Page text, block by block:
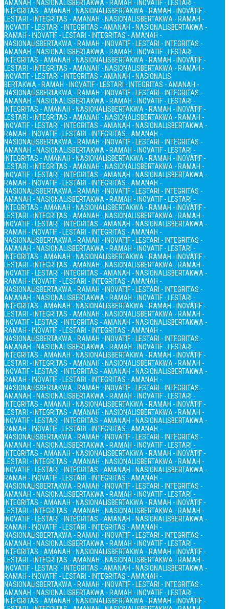
AMANAH - NASIONALISBERTAKWA - RAMAH - INOVATIF - LESTARI -
INTEGRITAS - AMANAH - NASIONALISBERTAKWA - RAMAH - INOVATIF -
LESTARI - INTEGRITAS - AMANAH - NASIONALISBERTAKWA - RAMAH -
INOVATIF - LESTARI - INTEGRITAS - AMANAH - NASIONALISBERTAKWA -
RAMAH - INOVATIF - LESTARI - INTEGRITAS - AMANAH -
NASIONALISBERTAKWA - RAMAH - INOVATIF - LESTARI - INTEGRITAS -
AMANAH - NASIONALISBERTAKWA - RAMAH - INOVATIF - LESTARI -
INTEGRITAS - AMANAH - NASIONALISBERTAKWA - RAMAH - INOVATIF -
LESTARI - INTEGRITAS - AMANAH - NASIONALISBERTAKWA - RAMAH -
INOVATIF - LESTARI - INTEGRITAS - AMANAH - NASIONALIS
BERTAKWA - RAMAH - INOVATIF - LESTARI - INTEGRITAS - AMANAH -
NASIONALISBERTAKWA - RAMAH - INOVATIF - LESTARI - INTEGRITAS -
AMANAH - NASIONALISBERTAKWA - RAMAH - INOVATIF - LESTARI -
INTEGRITAS - AMANAH - NASIONALISBERTAKWA - RAMAH - INOVATIF -
LESTARI - INTEGRITAS - AMANAH - NASIONALISBERTAKWA - RAMAH -
INOVATIF - LESTARI - INTEGRITAS - AMANAH - NASIONALISBERTAKWA -
RAMAH - INOVATIF - LESTARI - INTEGRITAS - AMANAH -
NASIONALISBERTAKWA - RAMAH - INOVATIF - LESTARI - INTEGRITAS -
AMANAH - NASIONALISBERTAKWA - RAMAH - INOVATIF - LESTARI -
INTEGRITAS - AMANAH - NASIONALISBERTAKWA - RAMAH - INOVATIF -
LESTARI - INTEGRITAS - AMANAH - NASIONALISBERTAKWA - RAMAH -
INOVATIF - LESTARI - INTEGRITAS - AMANAH - NASIONALISBERTAKWA -
RAMAH - INOVATIF - LESTARI - INTEGRITAS - AMANAH -
NASIONALISBERTAKWA - RAMAH - INOVATIF - LESTARI - INTEGRITAS -
AMANAH - NASIONALISBERTAKWA - RAMAH - INOVATIF - LESTARI -
INTEGRITAS - AMANAH - NASIONALISBERTAKWA - RAMAH - INOVATIF -
LESTARI - INTEGRITAS - AMANAH - NASIONALISBERTAKWA - RAMAH -
INOVATIF - LESTARI - INTEGRITAS - AMANAH - NASIONALISBERTAKWA -
RAMAH - INOVATIF - LESTARI - INTEGRITAS - AMANAH -
NASIONALISBERTAKWA - RAMAH - INOVATIF - LESTARI - INTEGRITAS -
AMANAH - NASIONALISBERTAKWA - RAMAH - INOVATIF - LESTARI -
INTEGRITAS - AMANAH - NASIONALISBERTAKWA - RAMAH - INOVATIF -
LESTARI - INTEGRITAS - AMANAH - NASIONALISBERTAKWA - RAMAH -
INOVATIF - LESTARI - INTEGRITAS - AMANAH - NASIONALISBERTAKWA -
RAMAH - INOVATIF - LESTARI - INTEGRITAS - AMANAH -
NASIONALISBERTAKWA - RAMAH - INOVATIF - LESTARI - INTEGRITAS -
AMANAH - NASIONALISBERTAKWA - RAMAH - INOVATIF - LESTARI -
INTEGRITAS - AMANAH - NASIONALISBERTAKWA - RAMAH - INOVATIF -
LESTARI - INTEGRITAS - AMANAH - NASIONALISBERTAKWA - RAMAH -
INOVATIF - LESTARI - INTEGRITAS - AMANAH - NASIONALISBERTAKWA -
RAMAH - INOVATIF - LESTARI - INTEGRITAS - AMANAH -
NASIONALISBERTAKWA - RAMAH - INOVATIF - LESTARI - INTEGRITAS -
AMANAH - NASIONALISBERTAKWA - RAMAH - INOVATIF - LESTARI -
INTEGRITAS - AMANAH - NASIONALISBERTAKWA - RAMAH - INOVATIF -
LESTARI - INTEGRITAS - AMANAH - NASIONALISBERTAKWA - RAMAH -
INOVATIF - LESTARI - INTEGRITAS - AMANAH - NASIONALISBERTAKWA -
RAMAH - INOVATIF - LESTARI - INTEGRITAS - AMANAH -
NASIONALISBERTAKWA - RAMAH - INOVATIF - LESTARI - INTEGRITAS -
AMANAH - NASIONALISBERTAKWA - RAMAH - INOVATIF - LESTARI -
INTEGRITAS - AMANAH - NASIONALISBERTAKWA - RAMAH - INOVATIF -
LESTARI - INTEGRITAS - AMANAH - NASIONALISBERTAKWA - RAMAH -
INOVATIF - LESTARI - INTEGRITAS - AMANAH - NASIONALISBERTAKWA -
RAMAH - INOVATIF - LESTARI - INTEGRITAS - AMANAH -
NASIONALISBERTAKWA - RAMAH - INOVATIF - LESTARI - INTEGRITAS -
AMANAH - NASIONALISBERTAKWA - RAMAH - INOVATIF - LESTARI -
INTEGRITAS - AMANAH - NASIONALISBERTAKWA - RAMAH - INOVATIF -
LESTARI - INTEGRITAS - AMANAH - NASIONALISBERTAKWA - RAMAH -
INOVATIF - LESTARI - INTEGRITAS - AMANAH - NASIONALISBERTAKWA -
RAMAH - INOVATIF - LESTARI - INTEGRITAS - AMANAH -
NASIONALISBERTAKWA - RAMAH - INOVATIF - LESTARI - INTEGRITAS -
AMANAH - NASIONALISBERTAKWA - RAMAH - INOVATIF - LESTARI -
INTEGRITAS - AMANAH - NASIONALISBERTAKWA - RAMAH - INOVATIF -
LESTARI - INTEGRITAS - AMANAH - NASIONALISBERTAKWA - RAMAH -
INOVATIF - LESTARI - INTEGRITAS - AMANAH - NASIONALISBERTAKWA -
RAMAH - INOVATIF - LESTARI - INTEGRITAS - AMANAH -
NASIONALISBERTAKWA - RAMAH - INOVATIF - LESTARI - INTEGRITAS -
AMANAH - NASIONALISBERTAKWA - RAMAH - INOVATIF - LESTARI -
INTEGRITAS - AMANAH - NASIONALISBERTAKWA - RAMAH - INOVATIF -
LESTARI - INTEGRITAS - AMANAH - NASIONALISBERTAKWA - RAMAH -
INOVATIF - LESTARI - INTEGRITAS - AMANAH - NASIONALISBERTAKWA -
RAMAH - INOVATIF - LESTARI - INTEGRITAS - AMANAH -
NASIONALISBERTAKWA - RAMAH - INOVATIF - LESTARI - INTEGRITAS -
AMANAH - NASIONALISBERTAKWA - RAMAH - INOVATIF - LESTARI -
INTEGRITAS - AMANAH - NASIONALISBERTAKWA - RAMAH - INOVATIF -